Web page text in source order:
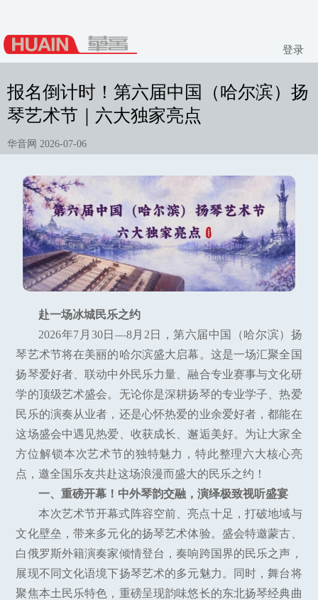
登录
报名倒计时！第六届中国（哈尔滨）扬
琴艺术节｜六大独家亮点
华音网 2026-07-06
赴一场冰城民乐之约
2026年7月30日—8月2日，第六届中国（哈尔滨）扬
琴艺术节将在美丽的哈尔滨盛大启幕。这是一场汇聚全国
扬琴爱好者、联动中外民乐力量、融合专业赛事与文化研
学的顶级艺术盛会。无论你是深耕扬琴的专业学子、热爱
民乐的演奏从业者，还是心怀热爱的业余爱好者，都能在
这场盛会中遇见热爱、收获成长、邂逅美好。为让大家全
方位解锁本次艺术节的独特魅力，特此整理六大核心亮
点，邀全国乐友共赴这场浪漫而盛大的民乐之约！
一、重磅开幕！中外琴韵交融，演绎极致视听盛宴
本次艺术节开幕式阵容空前、亮点十足，打破地域与
文化壁垒，带来多元化的扬琴艺术体验。盛会特邀蒙古、
白俄罗斯外籍演奏家倾情登台，奏响跨国界的民乐之声，
展现不同文化语境下扬琴艺术的多元魅力。同时，舞台将
聚焦本土民乐特色，重磅呈现韵味悠长的东北扬琴经典曲